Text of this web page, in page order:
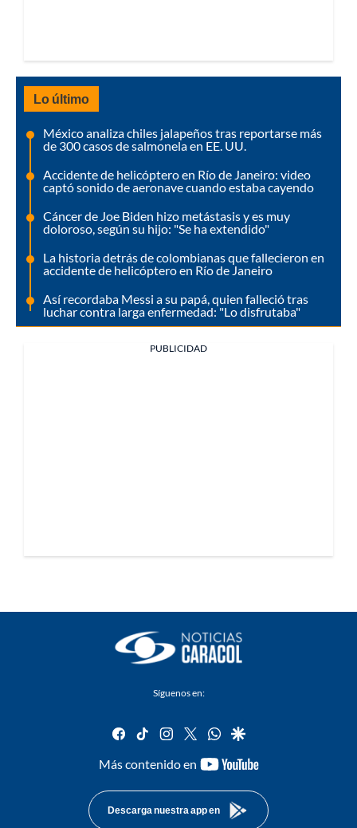
Lo último
México analiza chiles jalapeños tras reportarse más
de 300 casos de salmonela en EE. UU.
Accidente de helicóptero en Río de Janeiro: video
captó sonido de aeronave cuando estaba cayendo
Cáncer de Joe Biden hizo metástasis y es muy
doloroso, según su hijo: "Se ha extendido"
La historia detrás de colombianas que fallecieron en
accidente de helicóptero en Río de Janeiro
Así recordaba Messi a su papá, quien falleció tras
luchar contra larga enfermedad: "Lo disfrutaba"
PUBLICIDAD
Síguenos en:
facebook
tiktok instagram
twitterwhatsapp
google
Más contenido en
youtube-
Descarga nuestra app en